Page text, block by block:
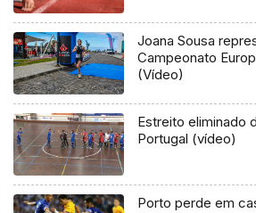
Joana Sousa
Campeonato
(Vídeo)
Estreito eliminado
Portugal (vídeo)
Porto perde em